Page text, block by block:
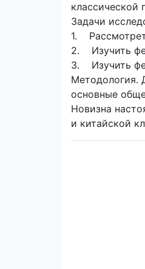
классической
Задачи
1.
2. Изучить
3. Изучить
Методология.
основные
Новизна
и китайской